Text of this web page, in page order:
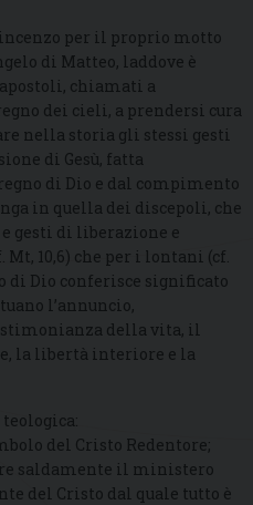
per il proprio motto
di Matteo, laddove è
chiamati a
dei cieli, a prendersi cura
nella storia gli stessi gesti
di Gesù, fatta
di Dio e dal compimento
in quella dei discepoli, che
gesti di liberazione e
10,6) che per i lontani (cf.
di Dio conferisce significato
l’annuncio,
della vita, il
la libertà interiore e la
del Cristo Redentore;
saldamente il ministero
del Cristo dal quale tutto è